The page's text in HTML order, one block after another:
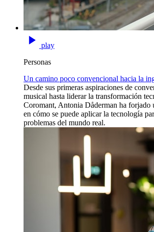
play
Personas
Un camino poco convencional hacia la
Desde sus primeras aspiraciones de
musical hasta liderar la transformación
Coromant, Antonia Dåderman ha forjado
en cómo se puede aplicar la tecnología
problemas del mundo real.